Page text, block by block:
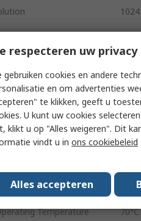
Dimensions
Type
LED
Voltage 10V
Voltage
Temperature -
Temperature 70°C
respecteren uw privacy
gebruiken cookies en andere
en om advertenties
te klikken, geeft u
U kunt uw cookies
klikt u op "Alles weigeren". Dit
vindt u in ons cookiebeleid
Alles accepteren